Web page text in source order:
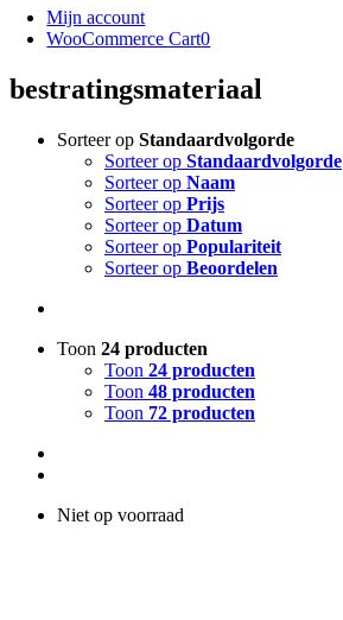
Mijn account
WooCommerce Cart0
bestratingsmateriaal
Sorteer op Standaardvolgorde
Sorteer op Standaardvolgorde
Sorteer op Naam
Sorteer op Prijs
Sorteer op Datum
Sorteer op Populariteit
Sorteer op Beoordelen
Toon 24 producten
Toon 24 producten
Toon 48 producten
Toon 72 producten
Niet op voorraad